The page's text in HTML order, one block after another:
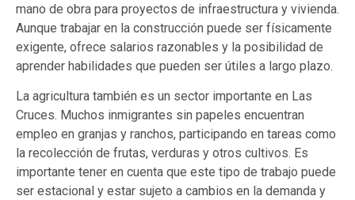
mano de obra para proyectos de infraestructura y vivienda.
Aunque trabajar en la construcción puede ser físicamente
exigente, ofrece salarios razonables y la posibilidad de
aprender habilidades que pueden ser útiles a largo plazo.
La agricultura también es un sector importante en Las
Cruces. Muchos inmigrantes sin papeles encuentran
empleo en granjas y ranchos, participando en tareas como
la recolección de frutas, verduras y otros cultivos. Es
importante tener en cuenta que este tipo de trabajo puede
ser estacional y estar sujeto a cambios en la demanda y